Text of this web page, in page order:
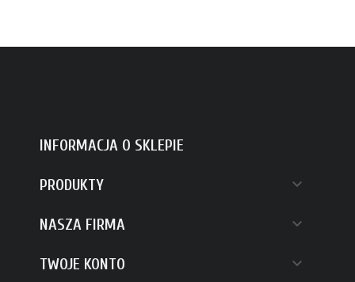
INFORMACJA O SKLEPIE
PRODUKTY 
NASZA FIRMA 
TWOJE KONTO 